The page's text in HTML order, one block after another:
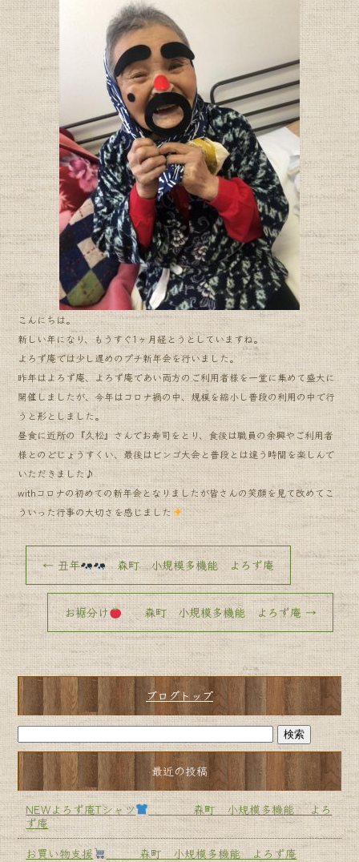
こんにちは。
新しい年になり、もうすぐ1ヶ月経とうとしていますね。
よろず庵では少し遅めのプチ新年会を行いました。
昨年はよろず庵、よろず庵であい両方のご利用者様を一堂に集めて盛大に
開催しましたが、今年はコロナ禍の中、規模を縮小し普段の利用の中で行
うと形としました。
昼食に近所の『久松』さんでお寿司をとり、食後は職員の余興やご利用者
様とのどじょうすくい、最後はビンゴ大会と普段とは違う時間を楽しんで
いただきました♪
withコロナの初めての新年会となりましたが皆さんの笑顔を見て改めてこ
ういった行事の大切さを感じました
←丑年 森町 小規模多機能 よろず庵
お裾分け 森町 小規模多機能 よろず庵→
ブログトップ
最近の投稿
NEWよろず庵Tシャツ
森町 小規模多機能 よろ
ず庵
お買い物支援
森町 小規模多機能 よろず庵